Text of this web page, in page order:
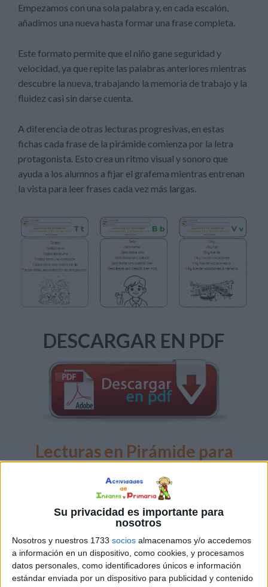
Su privacidad es importante para
nosotros
Nosotros y nuestros 1733 socios almacenamos y/o accedemos
a información en un dispositivo, como cookies, y procesamos
datos personales, como identificadores únicos e información
estándar enviada por un dispositivo para publicidad y contenido
Empezamos con una sola palabra y, en cada escalón,
añadimos una nueva hasta formar una frase completa.
Este formato permite que el niño gane seguridad y
velocidad, ya que repite las palabras anteriores mientras
descubre la nueva, trabajando la memoria de trabajo y la
fluidez casi sin darse cuenta.
A diferencia de otras lecturas progresivas, en estas
fichas cada frase de la pirámide comienza por la letra
protagonista. Esto crea un ritmo visual y sonoro que
ayuda a los alumnos a fijar el grafema mientras entrenan
la vista para leer frases cada vez más largas.
DESCARGAR EN PDF
Lecturas en Pirámide para
Mejorar la Comprensión y
Fluidez Lectora